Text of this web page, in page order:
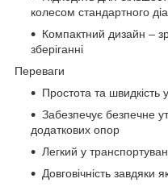
колесом стандартного
Компактний дизайн –
зберіганні
Переваги
Простота та швидкість
Забезпечує безпечне
додаткових опор
Легкий у
Довговічність завдяки